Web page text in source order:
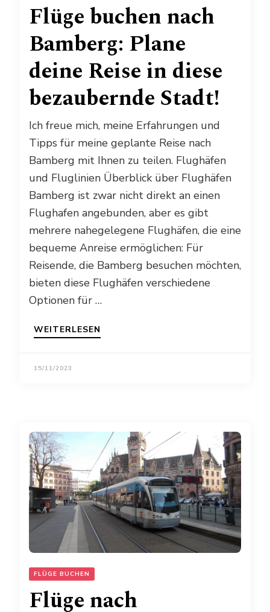
Flüge buchen nach
Bamberg: Plane
deine Reise in diese
bezaubernde Stadt!
Ich freue mich, meine Erfahrungen und
Tipps für meine geplante Reise nach
Bamberg mit Ihnen zu teilen. Flughäfen
und Fluglinien Überblick über Flughäfen
Bamberg ist zwar nicht direkt an einen
Flughafen angebunden, aber es gibt
mehrere nahegelegene Flughäfen, die eine
bequeme Anreise ermöglichen: Für
Reisende, die Bamberg besuchen möchten,
bieten diese Flughäfen verschiedene
Optionen für …
WEITERLESEN
15/11/2023
FLÜGE BUCHEN
Flüge nach